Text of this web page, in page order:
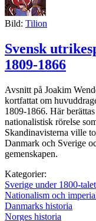
Bild: Tilion
Svensk
1809-1866
Avsnitt på Joakim
kortfattat om
1809-1866. Här
nationalistisk rörelse
Skandinavisterna ville
Danmark och Sverige
gemenskapen.
Kategorier:
Sverige under 1800-talet
Nationalism och
Danmarks historia
Norges historia